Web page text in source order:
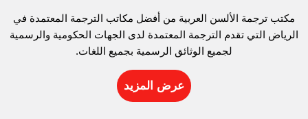
مكتب ترجمة الألسن العربية من أفضل مكاتب الترجمة المعتمدة في
الرياض التي تقدم الترجمة المعتمدة لدى الجهات الحكومية والرسمية
لجميع الوثائق الرسمية بجميع اللغات.
عرض المزيد